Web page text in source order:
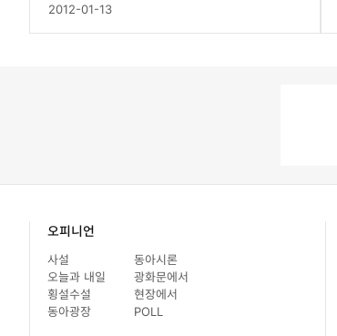
2012-01-13
오피니언
사설
오늘과 내일
횡설수설
동아광장
동아시론
광화문에서
현장에서
POLL